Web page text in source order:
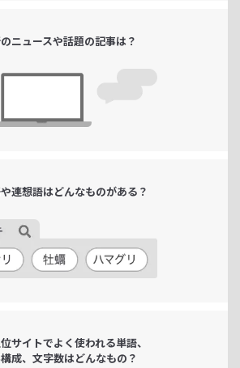
ニュースや話題の記事は？
連想語はどんなものがある？
サイトでよく使われる単語、
成、文字数はどんなもの？